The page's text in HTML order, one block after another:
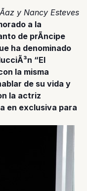
y Nancy Esteves
a la
de prÃ­ncipe
ha denominado
“El
la misma
de su vida y
la actriz
en exclusiva para